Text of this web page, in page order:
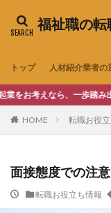
福祉職の
トップ 人材紹介業者の
なら、一歩踏み出してく
HOME 転職お役
面接態度での注
転職お役立ち情報